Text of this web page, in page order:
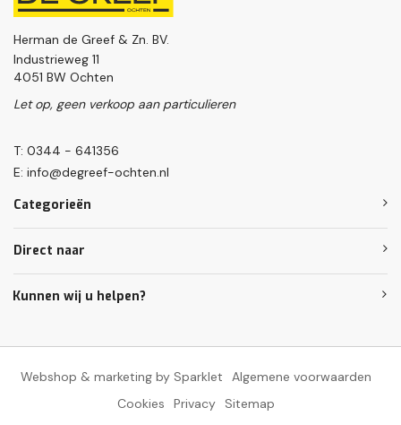
Herman de Greef & Zn. BV.
Industrieweg 11
4051 BW Ochten
Let op, geen verkoop aan particulieren
T: 0344 - 641356
E: info@degreef-ochten.nl
Categorieën
Direct naar
Kunnen wij u helpen?
Webshop & marketing by Sparklet
Algemene voorwaarden
Cookies
Privacy Sitemap